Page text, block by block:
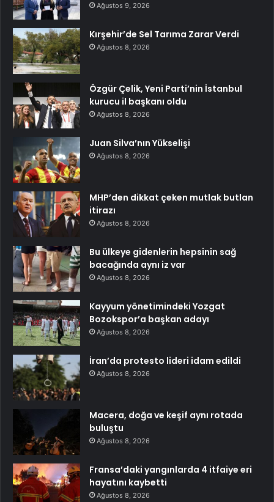
Ağustos 9, 2026
Kırşehir’de Sel Tarıma Zarar Verdi
Ağustos 8, 2026
Özgür Çelik, Yeni Parti’nin İstanbul
kurucu il başkanı oldu
Ağustos 8, 2026
Juan Silva’nın Yükselişi
Ağustos 8, 2026
MHP’den dikkat çeken mutlak butlan
itirazı
Ağustos 8, 2026
Bu ülkeye gidenlerin hepsinin sağ
bacağında aynı iz var
Ağustos 8, 2026
Kayyum yönetimindeki Yozgat
Bozokspor’a başkan adayı
Ağustos 8, 2026
İran’da protesto lideri idam edildi
Ağustos 8, 2026
Macera, doğa ve keşif aynı rotada
buluştu
Ağustos 8, 2026
Fransa’daki yangınlarda 4 itfaiye eri
hayatını kaybetti
Ağustos 8, 2026